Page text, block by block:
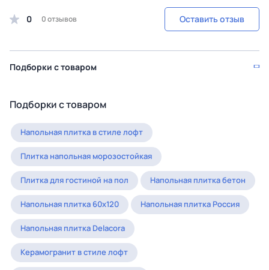
0 0 отзывов Оставить отзыв
Подборки с товаром
Подборки с товаром
Напольная плитка в стиле лофт
Плитка напольная морозостойкая
Плитка для гостиной на пол Напольная плитка бетон
Напольная плитка 60x120 Напольная плитка Россия
Напольная плитка Delacora
Керамогранит в стиле лофт